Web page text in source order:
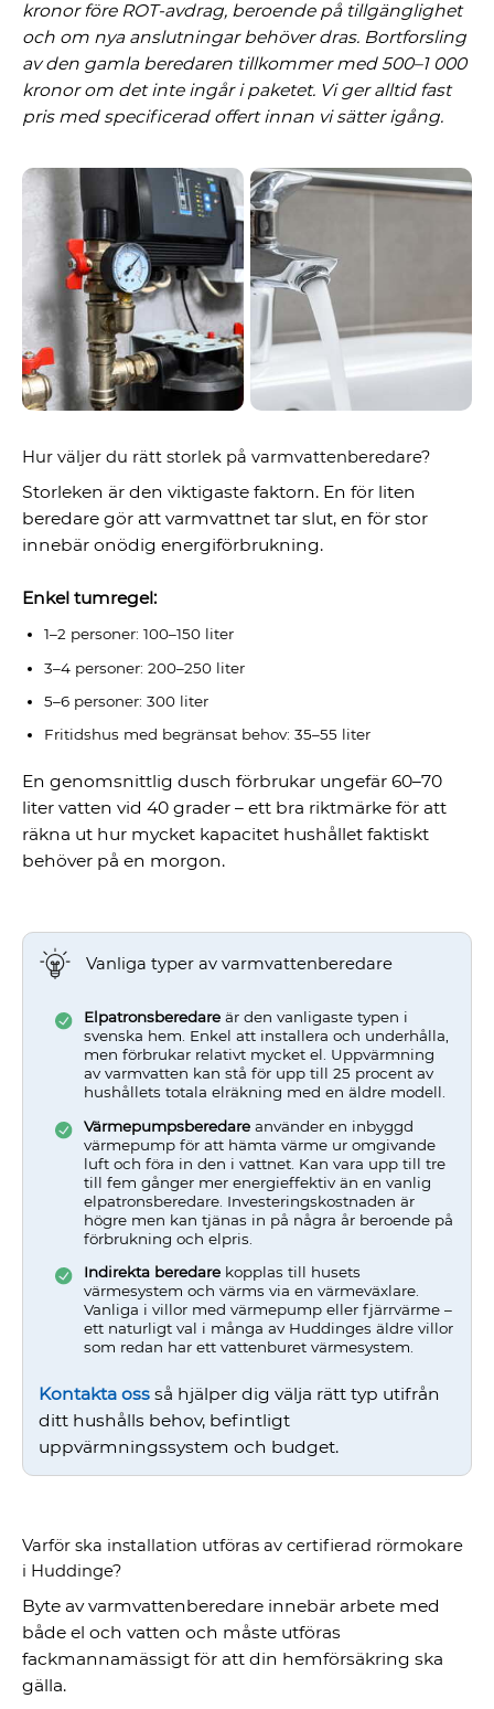
kronor före ROT-avdrag, beroende på tillgänglighet
och om nya anslutningar behöver dras. Bortforsling
av den gamla beredaren tillkommer med 500–1 000
kronor om det inte ingår i paketet. Vi ger alltid fast
pris med specificerad offert innan vi sätter igång.
Hur väljer du rätt storlek på varmvattenberedare?
Storleken är den viktigaste faktorn. En för liten
beredare gör att varmvattnet tar slut, en för stor
innebär onödig energiförbrukning.
Enkel tumregel:
1–2 personer: 100–150 liter
3–4 personer: 200–250 liter
5–6 personer: 300 liter
Fritidshus med begränsat behov: 35–55 liter
En genomsnittlig dusch förbrukar ungefär 60–70
liter vatten vid 40 grader – ett bra riktmärke för att
räkna ut hur mycket kapacitet hushållet faktiskt
behöver på en morgon.
Vanliga typer av varmvattenberedare
Elpatronsberedare är den vanligaste typen i
svenska hem. Enkel att installera och underhålla,
men förbrukar relativt mycket el. Uppvärmning
av varmvatten kan stå för upp till 25 procent av
hushållets totala elräkning med en äldre modell.
Värmepumpsberedare använder en inbyggd
värmepump för att hämta värme ur omgivande
luft och föra in den i vattnet. Kan vara upp till tre
till fem gånger mer energieffektiv än en vanlig
elpatronsberedare. Investeringskostnaden är
högre men kan tjänas in på några år beroende på
förbrukning och elpris.
Indirekta beredare kopplas till husets
värmesystem och värms via en värmeväxlare.
Vanliga i villor med värmepump eller fjärrvärme –
ett naturligt val i många av Huddinges äldre villor
som redan har ett vattenburet värmesystem.
Kontakta ossså hjälper dig välja rätt typ utifrån
ditt hushålls behov, befintligt
uppvärmningssystem och budget.
Varför ska installation utföras av certifierad rörmokare
i Huddinge?
Byte av varmvattenberedare innebär arbete med
både el och vatten och måste utföras
fackmannamässigt för att din hemförsäkring ska
gälla.